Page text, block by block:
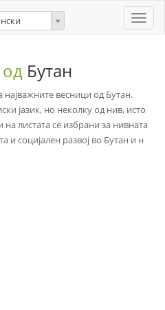
Toggle
Бутан
весници од Бутан.
јазик, но неколку од нив, исто
листата се избрани за нивната
и социјален развој во Бутан и н